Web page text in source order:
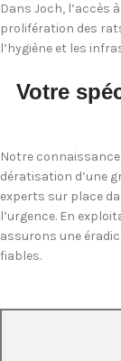
Dans Joch, l’accès
prolifération des
l’hygiène et les
Votre
Notre
dératisation d’une
experts sur place
l’urgence. En
assurons une
fiables.